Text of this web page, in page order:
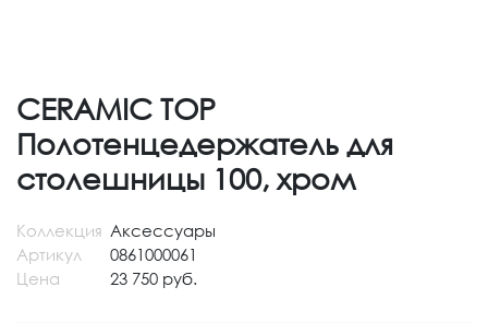
CERAMIC TOP
Полотенцедержатель для
столешницы 100, хром
Коллекция Аксессуары
Артикул
0861000061
Цена
23 750 руб.